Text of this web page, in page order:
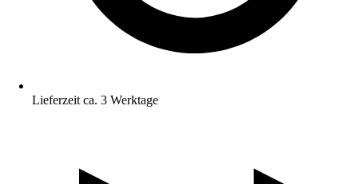
Lieferzeit ca. 3 Werktage